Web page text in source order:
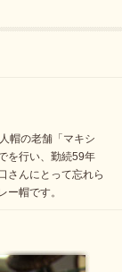
帽の老舗「マキシ
を行い、勤続59年
さんにとって忘れら
帽です。